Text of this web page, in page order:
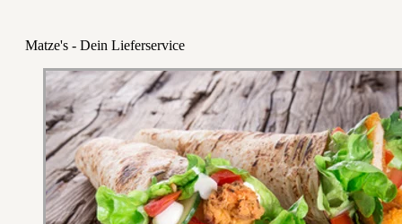
Matze's - Dein Lieferservice